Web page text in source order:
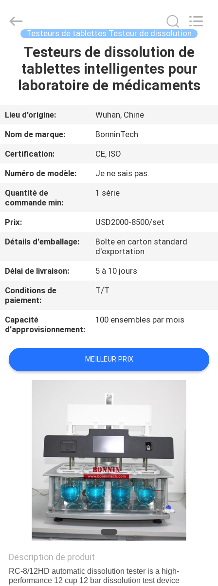
MAISON
PRODUITS
VIDÉOS
SUJET
DE
NOUS
VISITE
D'USINE
CONTRÔLE
DE
QUALITÉ
CONTACTEZ-
NOUS
PRIVACY
POLICY
Fournisseur.
Technology
Reserved.
ECER
Testeurs de tablettes Testeur de dissolution
Testeurs de dissolution de
tablettes intelligentes pour
laboratoire de médicaments
Lieu d'origine:
Wuhan, Chine
Nom de marque:
BonninTech
Certification:
CE, ISO
Numéro de modèle:
Je ne sais pas.
Quantité de
commande min:
1 série
Prix:
USD2000-8500/set
Détails d'emballage:
Boîte en carton standard
d'exportation
Délai de livraison:
5 à 10 jours
Conditions de
paiement:
T/T
Capacité
d'approvisionnement:
100 ensembles par mois
MEILLEUR PRIX
Description de produit
RC-8/12HD automatic dissolution tester is a high-
performance 12 cup 12 bar dissolution test device